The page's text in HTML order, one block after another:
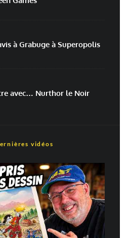
articles par e-mail.
à Grabuge à Superopolis
avec… Nurthor le Noir
vidéos